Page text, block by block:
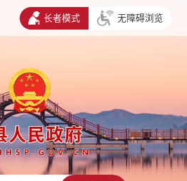
长者模式 无障碍浏览